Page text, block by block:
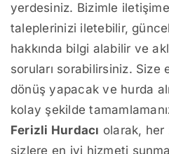
yerdesiniz. Bizimle
taleplerinizi iletebilir,
hakkında bilgi alabilir ve
soruları sorabilirsiniz. Size
dönüş yapacak ve hurda
kolay şekilde
Ferizli Hurdacı olarak, her
sizlere en iyi hizmeti